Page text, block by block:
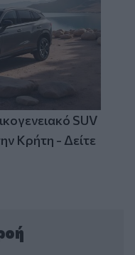
SUV
Κρήτη - Δείτε